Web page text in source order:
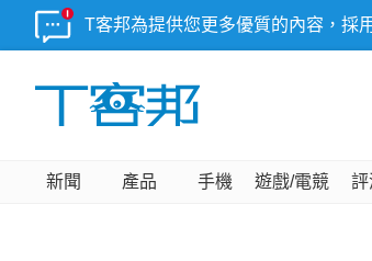
T客邦為提供您更多優質的內容，採
新聞 產品 手機 遊戲/電競 評